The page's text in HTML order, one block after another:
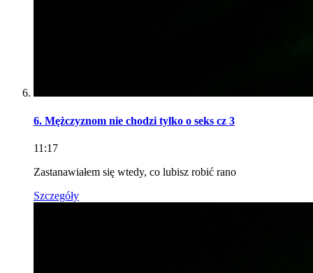
6. Mężczyznom nie chodzi tylko o seks cz 3
11:17
Zastanawiałem się wtedy, co lubisz robić rano
Szczegóły